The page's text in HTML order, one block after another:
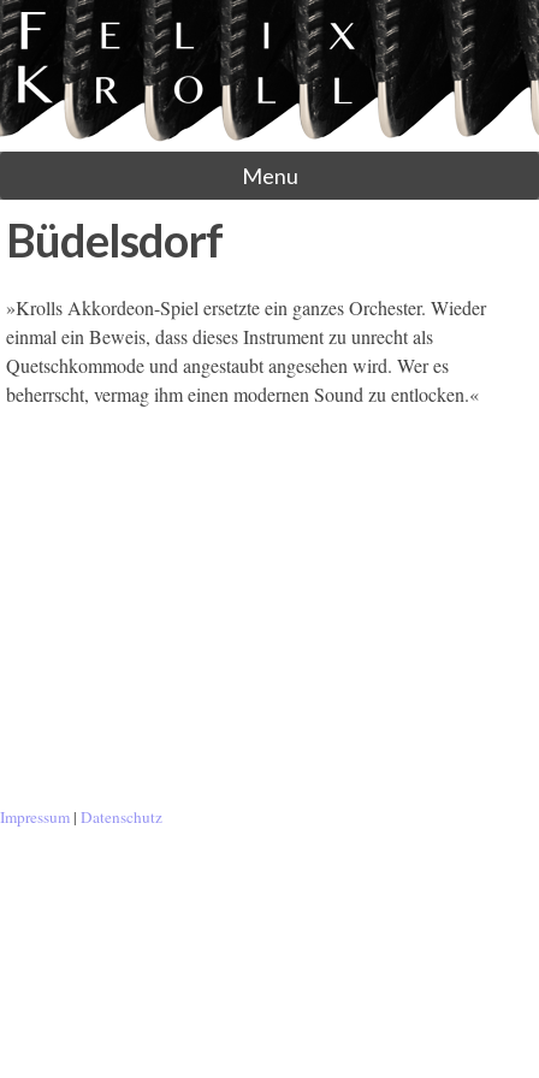
Menu
Büdelsdorf
»Krolls Akkordeon-Spiel ersetzte ein ganzes Orchester. Wieder
einmal ein Beweis, dass dieses Instrument zu unrecht als
Quetschkommode und angestaubt angesehen wird. Wer es
beherrscht, vermag ihm einen modernen Sound zu entlocken.«
Impressum | Datenschutz